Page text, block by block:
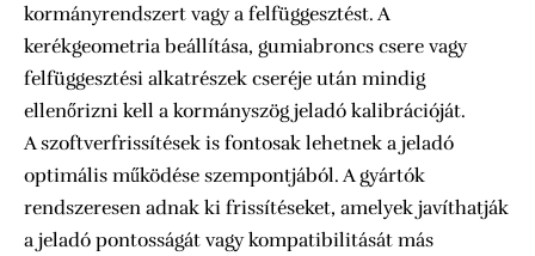
kormányrendszert vagy a felfüggesztést. A
kerékgeometria beállítása, gumiabroncs csere vagy
felfüggesztési alkatrészek cseréje után mindig
ellenőrizni kell a kormányszög jeladó kalibrációját.
A szoftverfrissítések is fontosak lehetnek a jeladó
optimális működése szempontjából. A gyártók
rendszeresen adnak ki frissítéseket, amelyek javíthatják
a jeladó pontosságát vagy kompatibilitását más